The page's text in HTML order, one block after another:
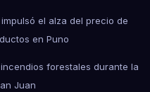
el alza del precio de
en Puno
forestales durante la
Juan